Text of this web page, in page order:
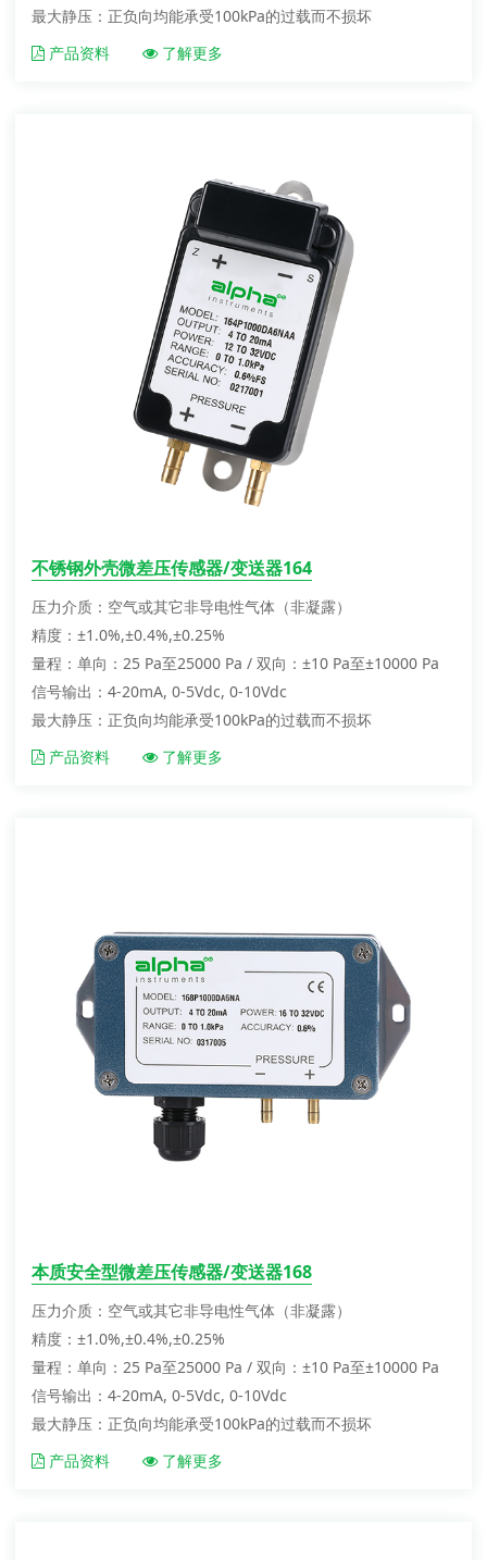
最大静压：正负向均能承受100kPa的过载而不损坏
产品资料
了解更多
不锈钢外壳微差压传感器/变送器164
压力介质：空气或其它非导电性气体（非凝露）
精度：±1.0%,±0.4%,±0.25%
量程：单向：25 Pa至25000 Pa / 双向：±10 Pa至±10000 Pa
信号输出：4-20mA, 0-5Vdc, 0-10Vdc
最大静压：正负向均能承受100kPa的过载而不损坏
产品资料
了解更多
本质安全型微差压传感器/变送器168
压力介质：空气或其它非导电性气体（非凝露）
精度：±1.0%,±0.4%,±0.25%
量程：单向：25 Pa至25000 Pa / 双向：±10 Pa至±10000 Pa
信号输出：4-20mA, 0-5Vdc, 0-10Vdc
最大静压：正负向均能承受100kPa的过载而不损坏
产品资料
了解更多